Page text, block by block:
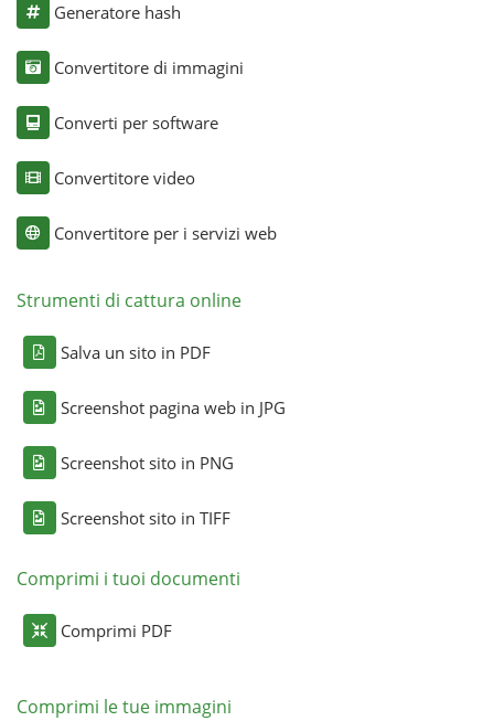
Generatore hash
Convertitore di immagini
Converti per software
Convertitore video
Convertitore per i servizi web
Strumenti di cattura online
Salva un sito in PDF
Screenshot pagina web in JPG
Screenshot sito in PNG
Screenshot sito in TIFF
Comprimi i tuoi documenti
Comprimi PDF
Comprimi le tue immagini